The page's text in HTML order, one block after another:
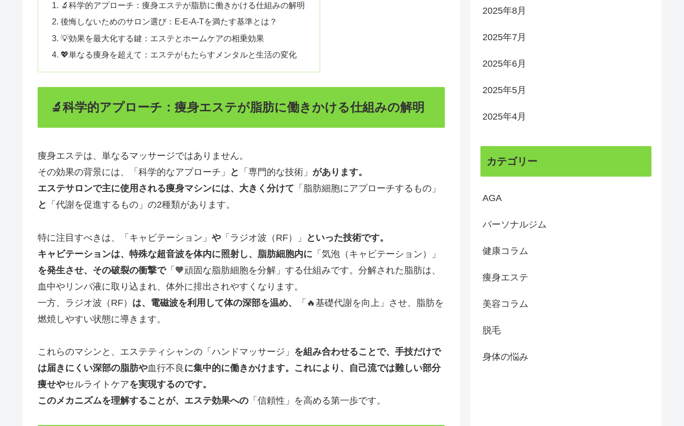
🔬科学的アプローチ：痩身エステが脂肪に働きかける仕組みの解明
後悔しないためのサロン選び：E-E-A-Tを満たす基準とは？
💡効果を最大化する鍵：エステとホームケアの相乗効果
💖単なる痩身を超えて：エステがもたらすメンタルと生活の変化
🔬科学的アプローチ：痩身エステが脂肪に働きかける仕組みの解明
痩身エステは、単なるマッサージではありません。
その効果の背景には、「科学的なアプローチ」
と 「専門的な技術」 があります。
エステサロンで主に使用される痩身マシンには、大きく分けて 「脂肪細胞にアプローチするもの」
と
「代謝を促進するもの」の2種類があります。
特に注目すべきは、「キャビテーション」 や 「ラジオ波（RF）」
といった技術です。
キャビテーションは、特殊な超音波を体内に照射し、脂肪細胞内に 「気泡（キャビテーション）」
を発生させ、その破裂の衝撃で「🧡頑固な脂肪細胞を分解」する仕組みです。分解された脂肪は、
血中やリンパ液に取り込まれ、体外に排出されやすくなります。
一方、ラジオ波（RF） は、電磁波を利用して体の深部を温め、
「🔥基礎代謝を向上」させ、脂肪を
燃焼しやすい状態に導きます。
これらのマシンと、エステティシャンの「ハンドマッサージ」 を組み合わせることで、手技だけで
は届きにくい深部の脂肪や血行不良 に集中的に働きかけます。これにより、自己流では難しい部分
痩せやセルライトケアを実現するのです。
このメカニズムを理解することが、エステ効果への 「信頼性」を高める第一歩です。
2025年8月
2025年7月
2025年6月
2025年5月
2025年4月
カテゴリー
AGA
パーソナルジム
健康コラム
痩身エステ
美容コラム
脱毛
身体の悩み